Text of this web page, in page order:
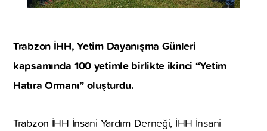
Trabzon İHH, Yetim Dayanışma Günleri
kapsamında 100 yetimle birlikte ikinci “Yetim
Hatıra Ormanı” oluşturdu.
Trabzon İHH İnsani Yardım Derneği, İHH İnsani